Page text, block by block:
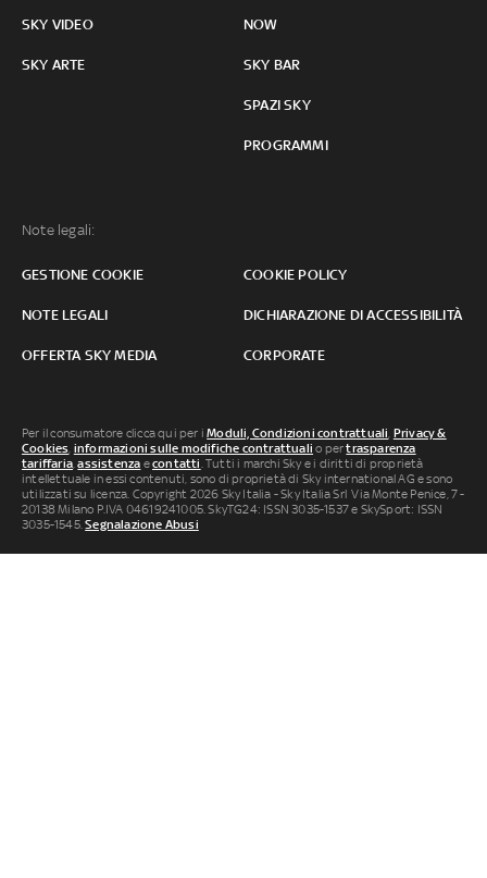
SKY VIDEO
SKY ARTE
NOW
SKY BAR
SPAZI SKY
PROGRAMMI
Note legali:
GESTIONE COOKIE COOKIE POLICY
NOTE LEGALI DICHIARAZIONE DI ACCESSIBILITÀ
OFFERTA SKY MEDIA CORPORATE
Per il consumatore clicca qui per iModuli, Condizioni contrattuali, Privacy &
Cookies, informazioni sulle modifiche contrattuali o pertrasparenza
tariffaria,assistenza econtatti. Tutti i marchi Sky e i diritti di proprietà
intellettuale in essi contenuti, sono di proprietà di Sky international AG e sono
utilizzati su licenza. Copyright 2026 Sky Italia - Sky Italia Srl Via Monte Penice, 7 -
20138 Milano P.IVA 04619241005. SkyTG24: ISSN 3035-1537 e SkySport: ISSN
3035-1545.Segnalazione Abusi